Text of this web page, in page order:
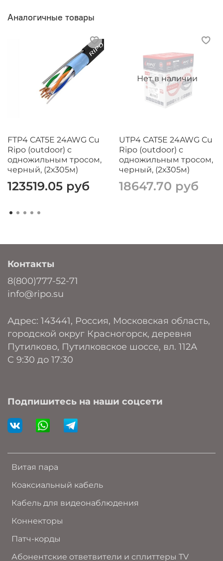
Аналогичные товары
FTP4 CAT5E 24AWG Cu
Ripo (outdoor) с
одножильным тросом,
черный, (2х305м)
123519.05 руб
Нет в наличии
UTP4 CAT5E 24AWG Cu
Ripo (outdoor) с
одножильным тросом,
черный, (2х305м)
18647.70 руб
Витая пара
Коаксиальный кабель
Кабель для видеонаблюдения
Коннекторы
Патч-корды
Абонентские ответвители и сплиттеры TV
Контакты
8(800)777-52-71
info@ripo.su
Адрес: 143441, Россия, Московская область,
городской округ Красногорск, деревня
Путилково, Путилковское шоссе, вл. 112А
C 9:30 до 17:30
Подпишитесь на наши соцсети